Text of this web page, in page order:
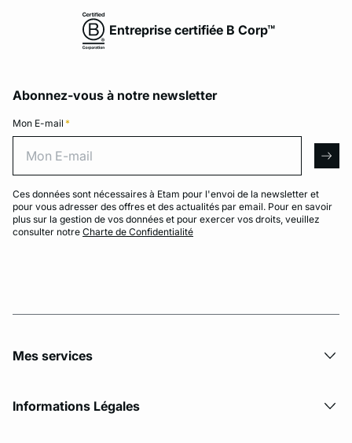
Entreprise certifiée B Corp™
Abonnez-vous à notre newsletter
Mon E-mail *
Ces données sont nécessaires à Etam pour l'envoi de la newsletter et
pour vous adresser des offres et des actualités par email. Pour en savoir
plus sur la gestion de vos données et pour exercer vos droits, veuillez
consulter notre Charte de Confidentialité
Mes services
Informations Légales